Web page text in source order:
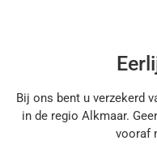
Bij ons bent u verzekerd
in de regio Alkmaar.
vooraf